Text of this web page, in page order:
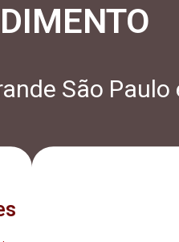
São Paulo